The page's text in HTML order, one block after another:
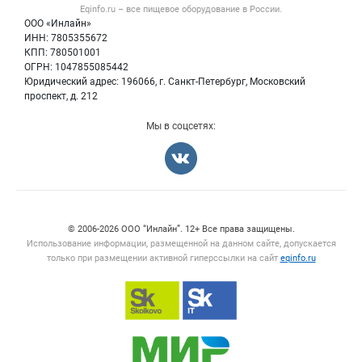
Eqinfo.ru – все пищевое оборудование в России.
ООО «Инлайн»
ИНН: 7805355672
КПП: 780501001
ОГРН: 1047855085442
Юридический адрес: 196066, г. Санкт-Петербург, Московский
проспект, д. 212
Политика обработки персональных данных
Б/у оборудование
Мы в соцсетях:
© 2006‑2026 ООО “Инлайн”. 12+ Все права защищены.
Использование информации, размещенной на данном сайте, допускается
только при размещении активной гиперссылки на сайт eqinfo.ru